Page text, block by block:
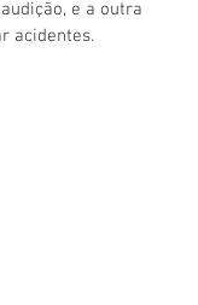
e a outra
acidentes.